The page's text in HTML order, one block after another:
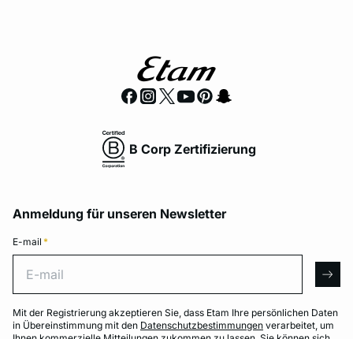
B Corp Zertifizierung
Anmeldung für unseren Newsletter
E-mail *
Mit der Registrierung akzeptieren Sie, dass Etam Ihre persönlichen Daten
in Übereinstimmung mit den Datenschutzbestimmungen verarbeitet, um